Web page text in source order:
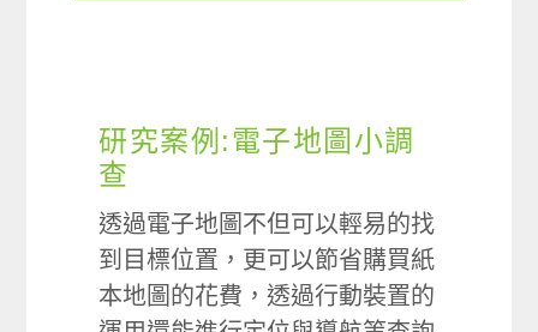
研究案例:電子地圖小調
查
透過電子地圖不但可以輕易的找
到目標位置，更可以節省購買紙
本地圖的花費，透過行動裝置的